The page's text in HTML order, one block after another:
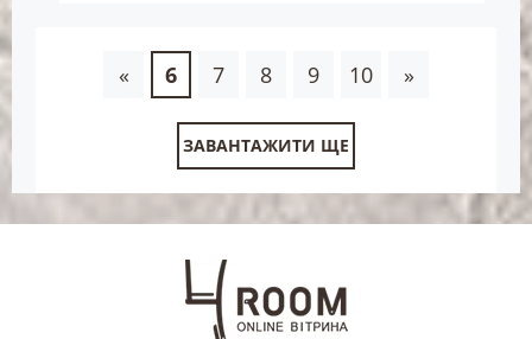
« 6 7 8 9 10 »
ЗАВАНТАЖИТИ ЩЕ